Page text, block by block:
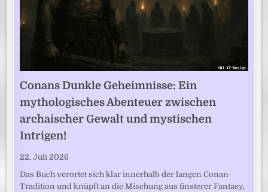
Conans Dunkle Geheimnisse: Ein
mythologisches Abenteuer zwischen
archaischer Gewalt und mystischen
Intrigen!
22. Juli 2026
Das Buch verortet sich klar innerhalb der langen Conan-
Tradition und knüpft an die Mischung aus finsterer Fantasy,